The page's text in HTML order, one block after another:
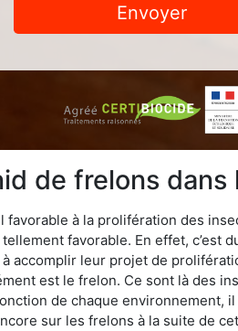
Envoyer
de frelons
à la prolifération des
favorable. En effet, c’est
à accomplir leur projet de
est le frelon. Ce sont là des
de chaque environnement,
sur les frelons à la suite de